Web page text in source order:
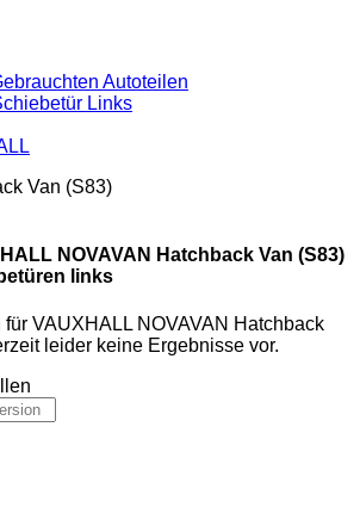
Autoteilen
Links
Van (S83)
NOVAVAN Hatchback Van (S83)
links
für VAUXHALL NOVAVAN Hatchback
leider keine Ergebnisse vor.